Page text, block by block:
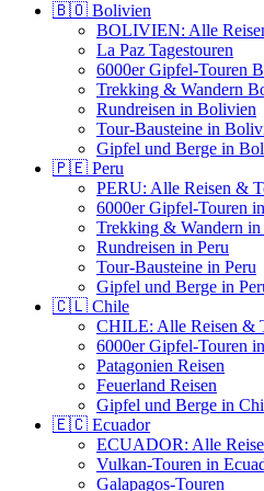
🇧🇴 Bolivien
BOLIVIEN: Alle
La Paz Tagestouren
6000er Gipfel-Touren
Trekking & Wandern
Rundreisen in Bolivien
Tour-Bausteine in
Gipfel und Berge in
🇵🇪 Peru
PERU: Alle Reisen &
6000er Gipfel-Touren
Trekking & Wandern in
Rundreisen in Peru
Tour-Bausteine in Peru
Gipfel und Berge in
🇨🇱 Chile
CHILE: Alle Reisen &
6000er Gipfel-Touren
Patagonien Reisen
Feuerland Reisen
Gipfel und Berge in
🇪🇨 Ecuador
ECUADOR: Alle
Vulkan-Touren in
Galapagos-Touren